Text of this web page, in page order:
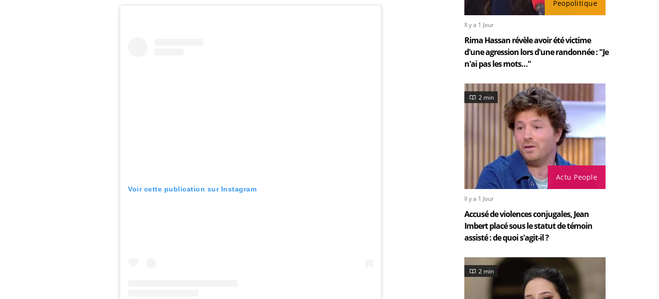
Voir cette publication sur Instagram
Peopolitique
Il y a 1 Jour
Rima Hassan révèle avoir été victime
d'une agression lors d'une randonnée : "Je
n'ai pas les mots…"
Actu People
2 min
Il y a 1 Jour
Accusé de violences conjugales, Jean
Imbert placé sous le statut de témoin
assisté : de quoi s'agit-il ?
2 min